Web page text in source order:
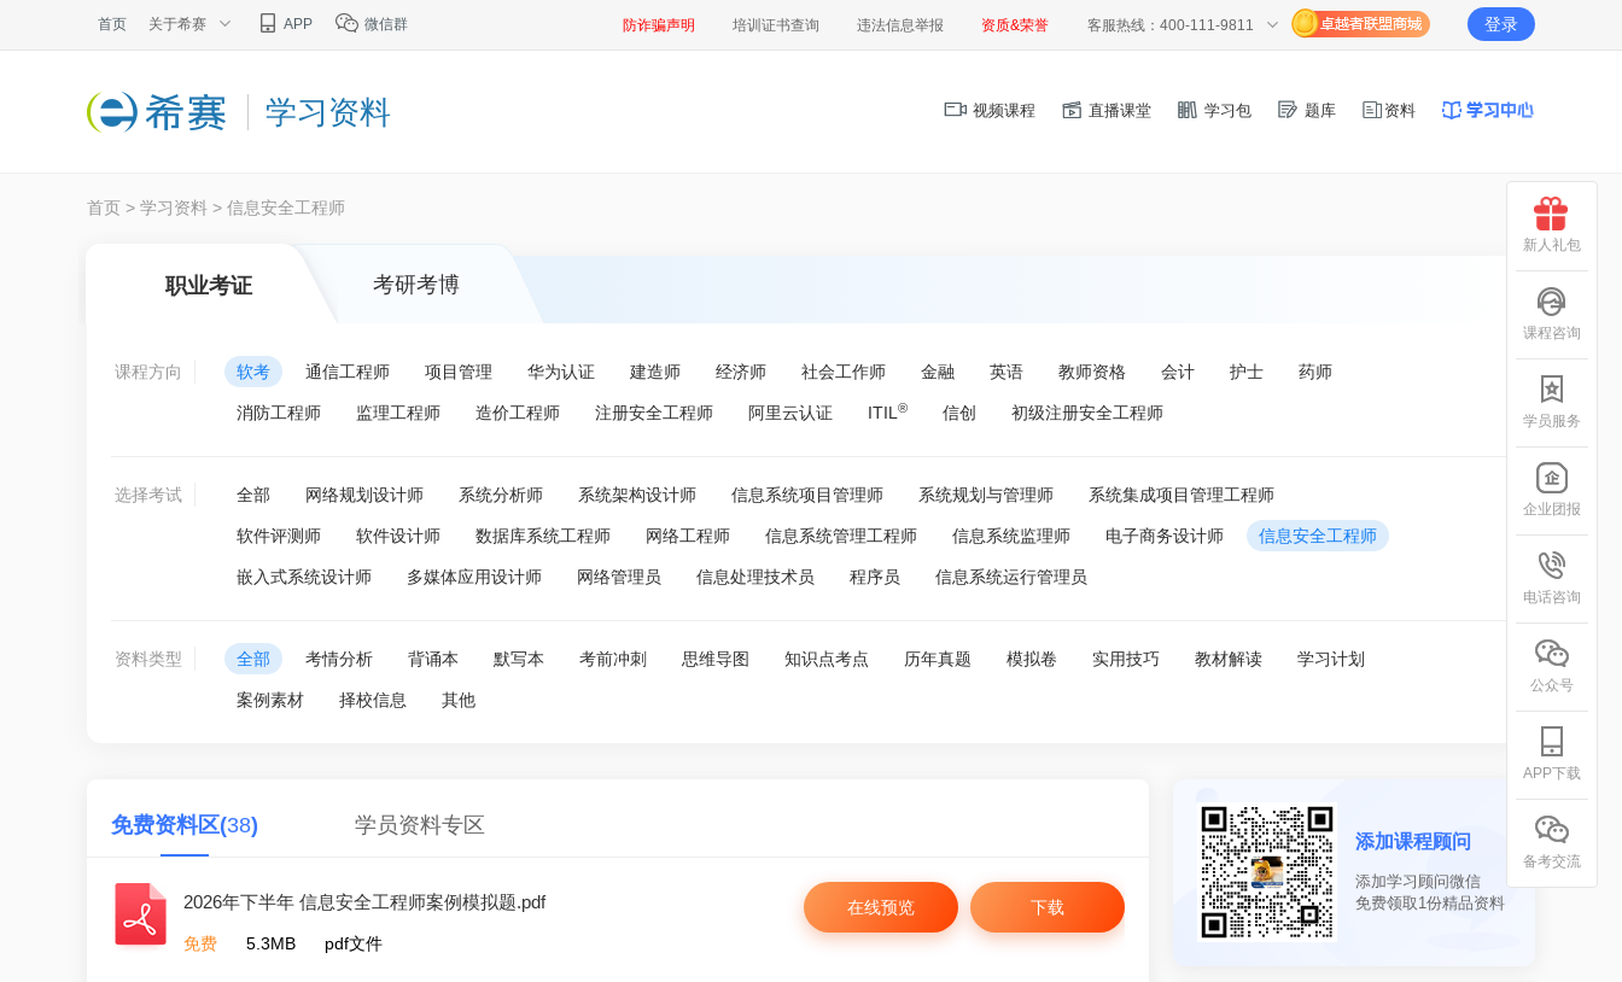
首页 关于希赛 APP 微信群 防诈骗声明 培训证书查询 违法信息举报 资质&荣誉 客服热线：400-111-9811 登录
学习资料 视频课程 直播课堂 学习包 题库 资料
首页 > 学习资料 > 信息安全工程师
职业考证 考研考博
课程方向 软考 通信工程师 项目管理 华为认证 建造师 经济师 社会工作师 金融 英语 教师资格 会计 护士 药师
消防工程师 监理工程师 造价工程师 注册安全工程师 阿里云认证 ITIL ® 信创 初级注册安全工程师
选择考试 全部 网络规划设计师 系统分析师 系统架构设计师 信息系统项目管理师 系统规划与管理师 系统集成项目管理工程师
软件评测师 软件设计师 数据库系统工程师 网络工程师 信息系统管理工程师 信息系统监理师 电子商务设计师 信息安全工程师
嵌入式系统设计师 多媒体应用设计师 网络管理员 信息处理技术员 程序员 信息系统运行管理员
资料类型 全部 考情分析 背诵本 默写本 考前冲刺 思维导图 知识点考点 历年真题 模拟卷 实用技巧 教材解读 学习计划
案例素材 择校信息 其他
免费资料区(38) 学员资料专区
2026年下半年 信息安全工程师案例模拟题.pdf
免费 5.3MB pdf文件
下载
在线预览
添加课程顾问
添加学习顾问微信
免费领取1份精品资料
新人礼包
课程咨询
学员服务
企业团报
电话咨询
公众号
APP下载
备考交流